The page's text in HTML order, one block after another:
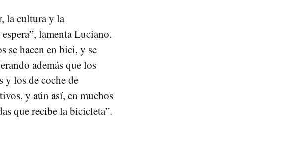
la cultura y la
lamenta Luciano.
se hacen en bici, y se
además que los
y los de coche de
y aún así, en muchos
que recibe la bicicleta”.